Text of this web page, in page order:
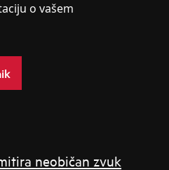
o vašem
neobičan zvuk